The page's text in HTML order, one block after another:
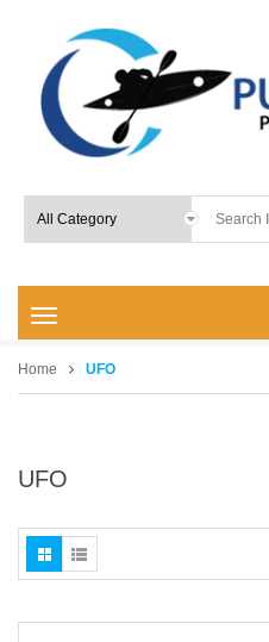
T
o
g
a
a
Home UFO
UFO